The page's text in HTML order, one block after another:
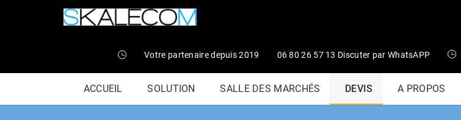
Votre partenaire depuis 2019 06 80 26 57 13 Discuter par WhatsAPP
ACCUEIL SOLUTION SALLE DES MARCHÉS DEVIS A PROPOS